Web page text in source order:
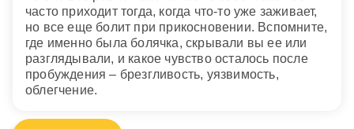
часто приходит тогда, когда что-то уже заживает,
но все еще болит при прикосновении. Вспомните,
где именно была болячка, скрывали вы ее или
разглядывали, и какое чувство осталось после
пробуждения – брезгливость, уязвимость,
облегчение.